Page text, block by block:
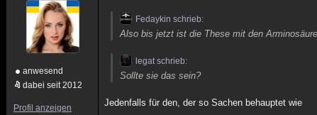
anwesend
dabei seit 2012
Profil anzeigen
Fedaykin schrieb:
Also bis jetzt ist die These mit den
legat schrieb:
Sollte sie das sein?
Jedenfalls für den, der so Sachen behauptet wie